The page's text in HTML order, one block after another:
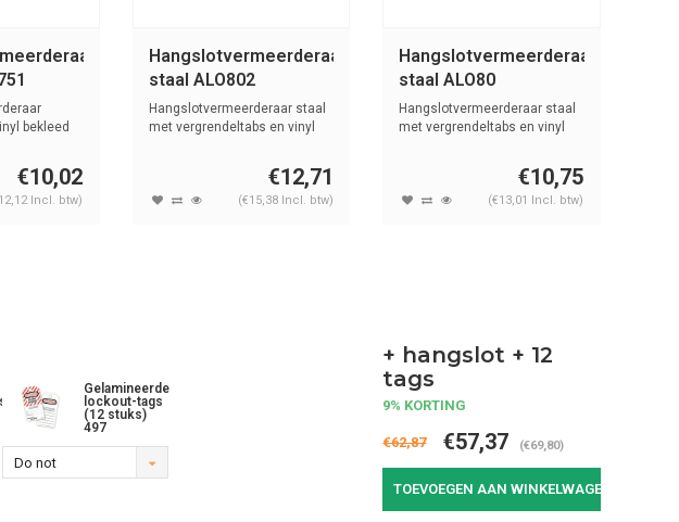
bekleed
€10,02
Incl. btw)
Hangslotvermeerderaar
staal ALO802
Hangslotvermeerderaar staal
met vergrendeltabs en vinyl
€12,71
(€15,38 Incl. btw)
Hangslotvermeerderaar
staal ALO80
Hangslotvermeerderaar staal
met vergrendeltabs en vinyl
€10,75
(€13,01 Incl. btw)
Gelamineerde
lockout-tags
(12 stuks)
497
Do not
+ hangslot + 12
tags
9% KORTING
€62,87 €57,37 (€69,80)
TOEVOEGEN AAN WINKELWAGEN